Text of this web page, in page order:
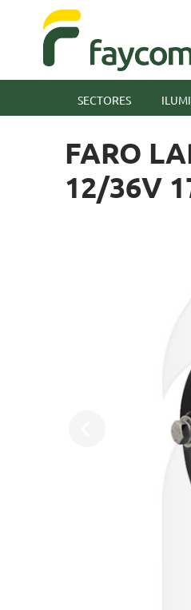
SECTORES
FARO
12/36V